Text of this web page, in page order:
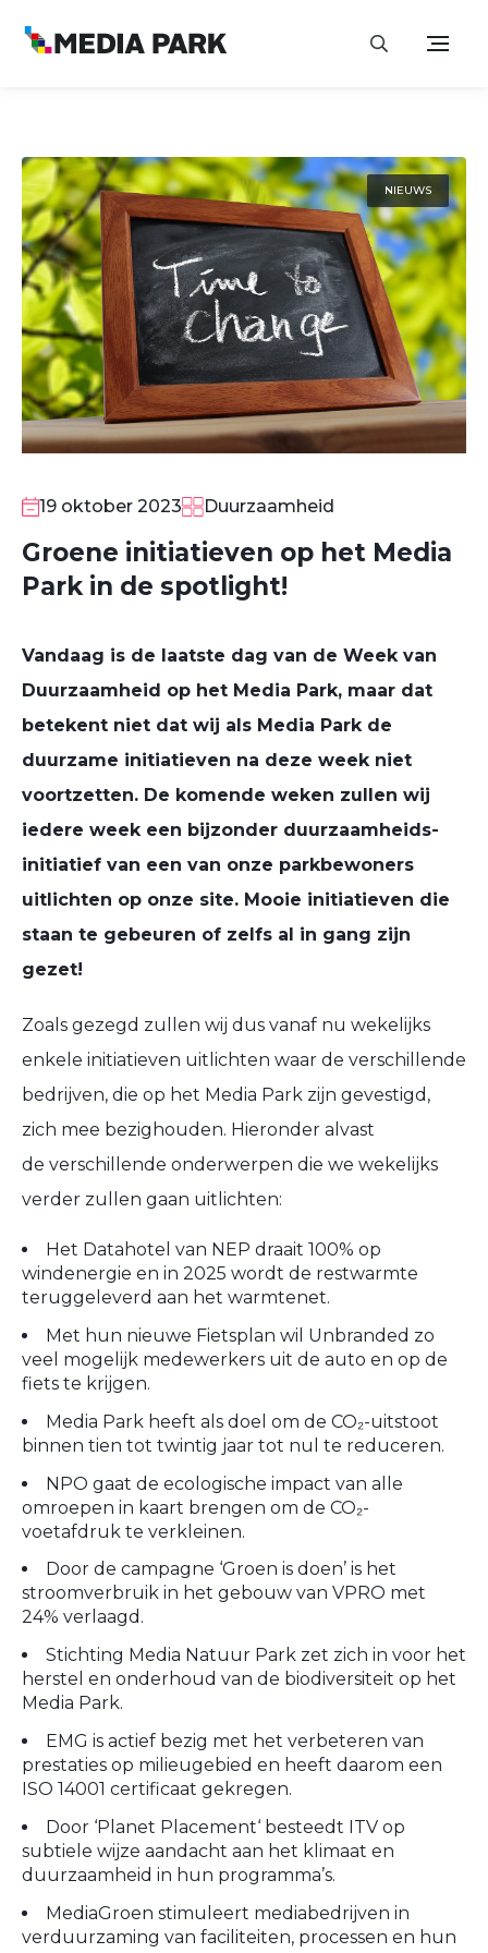
NIEUWS
19 oktober 2023 Duurzaamheid
Groene initiatieven op het Media
Park in de spotlight!
Vandaag is de laatste dag van de Week van
Duurzaamheid op het Media Park, maar dat
betekent niet dat wij als Media Park de
duurzame initiatieven na deze week niet
voortzetten. De komende weken zullen wij
iedere week een bijzonder duurzaamheids-
initiatief van een van onze parkbewoners
uitlichten op onze site. Mooie initiatieven die
staan te gebeuren of zelfs al in gang zijn
gezet!
Zoals gezegd zullen wij dus vanaf nu wekelijks
enkele initiatieven uitlichten waar de verschillende
bedrijven, die op het Media Park zijn gevestigd,
zich mee bezighouden. Hieronder alvast
de verschillende onderwerpen die we wekelijks
verder zullen gaan uitlichten:
Het Datahotel van NEP draait 100% op
windenergie en in 2025 wordt de restwarmte
teruggeleverd aan het warmtenet.
Met hun nieuwe Fietsplan wil Unbranded zo
veel mogelijk medewerkers uit de auto en op de
fiets te krijgen.
Media Park heeft als doel om de CO₂-uitstoot
binnen tien tot twintig jaar tot nul te reduceren.
NPO gaat de ecologische impact van alle
omroepen in kaart brengen om de CO₂-
voetafdruk te verkleinen.
Door de campagne ‘Groen is doen’ is het
stroomverbruik in het gebouw van VPRO met
24% verlaagd.
Stichting Media Natuur Park zet zich in voor het
herstel en onderhoud van de biodiversiteit op het
Media Park.
EMG is actief bezig met het verbeteren van
prestaties op milieugebied en heeft daarom een
ISO 14001 certificaat gekregen.
Door ‘Planet Placement‘ besteedt ITV op
subtiele wijze aandacht aan het klimaat en
duurzaamheid in hun programma’s.
MediaGroen stimuleert mediabedrijven in
verduurzaming van faciliteiten, processen en hun